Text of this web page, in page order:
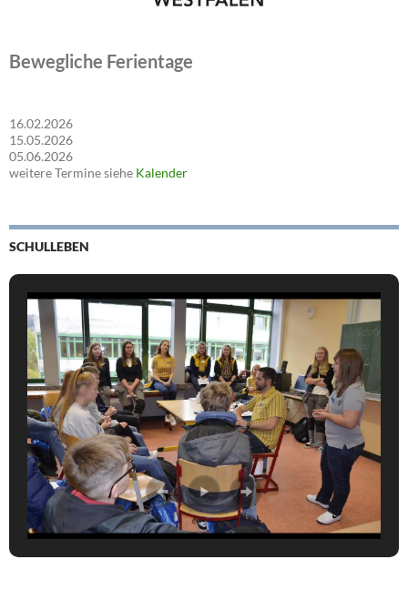
Bewegliche Ferientage
16.02.2026
15.05.2026
05.06.2026
weitere Termine siehe Kalender
SCHULLEBEN